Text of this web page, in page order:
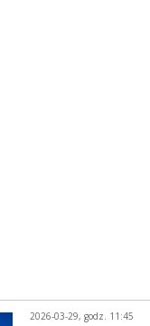
2026-03-29, godz. 11:45